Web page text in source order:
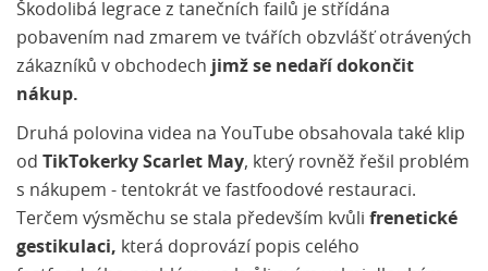
Škodolibá legrace z tanečních failů je střídána
pobavením nad zmarem ve tvářích obzvlášť otrávených
zákazníků v obchodech jimž se nedaří dokončit
nákup.
Druhá polovina videa na YouTube obsahovala také klip
od TikTokerky Scarlet May, který rovněž řešil problém
s nákupem - tentokrát ve fastfoodové restauraci.
Terčem výsměchu se stala především kvůli frenetické
gestikulaci, která doprovází popis celého